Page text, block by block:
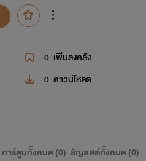
0 เพิ่มลงคลัง
0 ดาวน์โหลด
การ์ตูนทั้งหมด (0) ธัญลิสต์ทั้งหมด (0)